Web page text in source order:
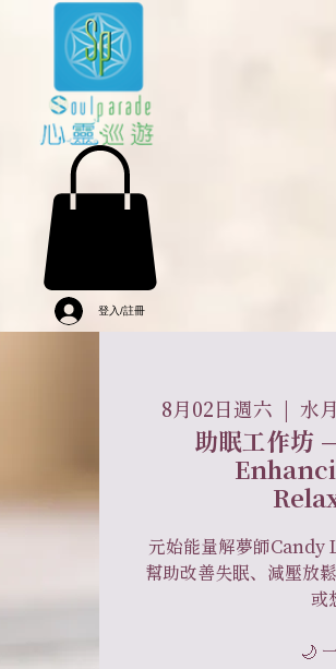
登入/註冊
8月02日週六 水
助眠工作坊
元始能量解夢師Candy
幫助改善失眠、減壓放
或
🌙